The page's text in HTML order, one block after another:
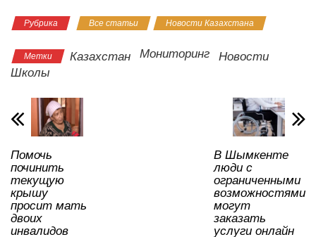
at
s
A
p
p
c
e
o
o
k
tt
er
n
o
e
gr
.R
u
er р
а
и
ть
Рубрика Все статьи Новости Казахстана
Метки Казахстан Мониторинг
Новости
Школы
Помочь
починить
текущую
крышу
просит мать
двоих
инвалидов
В Шымкенте
люди с
ограниченными
возможностями
могут
заказать
услуги онлайн